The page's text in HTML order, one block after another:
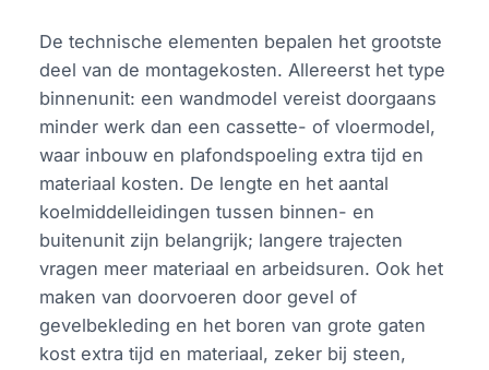
De technische elementen bepalen het grootste
deel van de montagekosten. Allereerst het type
binnenunit: een wandmodel vereist doorgaans
minder werk dan een cassette- of vloermodel,
waar inbouw en plafondspoeling extra tijd en
materiaal kosten. De lengte en het aantal
koelmiddelleidingen tussen binnen- en
buitenunit zijn belangrijk; langere trajecten
vragen meer materiaal en arbeidsuren. Ook het
maken van doorvoeren door gevel of
gevelbekleding en het boren van grote gaten
kost extra tijd en materiaal, zeker bij steen,